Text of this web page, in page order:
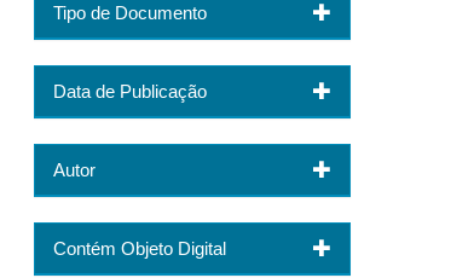
Tipo de Documento
Data de Publicação
Autor
Contém Objeto Digital